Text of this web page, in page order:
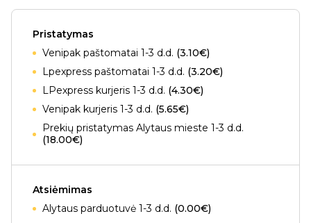
Pristatymas
Venipak paštomatai 1-3 d.d. (3.10€)
Lpexpress paštomatai 1-3 d.d. (3.20€)
LPexpress kurjeris 1-3 d.d. (4.30€)
Venipak kurjeris 1-3 d.d. (5.65€)
Prekių pristatymas Alytaus mieste 1-3 d.d.
(18.00€)
Atsiėmimas
Alytaus parduotuvė 1-3 d.d. (0.00€)